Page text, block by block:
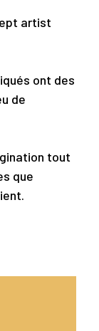
artist
ont des
de
tout
que